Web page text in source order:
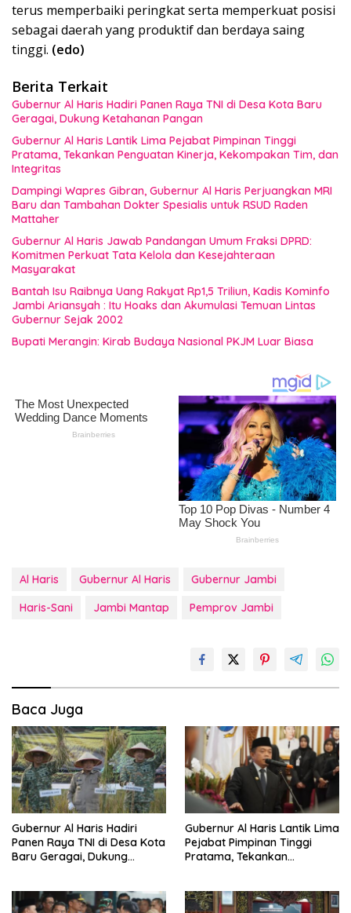
terus memperbaiki peringkat serta memperkuat posisi
sebagai daerah yang produktif dan berdaya saing
tinggi. (edo)
Berita Terkait
Gubernur Al Haris Hadiri Panen Raya TNI di Desa Kota Baru
Geragai, Dukung Ketahanan Pangan
Gubernur Al Haris Lantik Lima Pejabat Pimpinan Tinggi
Pratama, Tekankan Penguatan Kinerja, Kekompakan Tim, dan
Integritas
Dampingi Wapres Gibran, Gubernur Al Haris Perjuangkan MRI
Baru dan Tambahan Dokter Spesialis untuk RSUD Raden
Mattaher
Gubernur Al Haris Jawab Pandangan Umum Fraksi DPRD:
Komitmen Perkuat Tata Kelola dan Kesejahteraan
Masyarakat
Bantah Isu Raibnya Uang Rakyat Rp1,5 Triliun, Kadis Kominfo
Jambi Ariansyah : Itu Hoaks dan Akumulasi Temuan Lintas
Gubernur Sejak 2002
Bupati Merangin: Kirab Budaya Nasional PKJM Luar Biasa
Al Haris Gubernur Al Haris
Gubernur Jambi
Haris-Sani
Jambi Mantap Pemprov Jambi
Baca Juga
Gubernur Al Haris Hadiri
Panen Raya TNI di Desa Kota
Baru Geragai, Dukung
Gubernur Al Haris Lantik Lima
Pejabat Pimpinan Tinggi
Pratama, Tekankan
Integritas